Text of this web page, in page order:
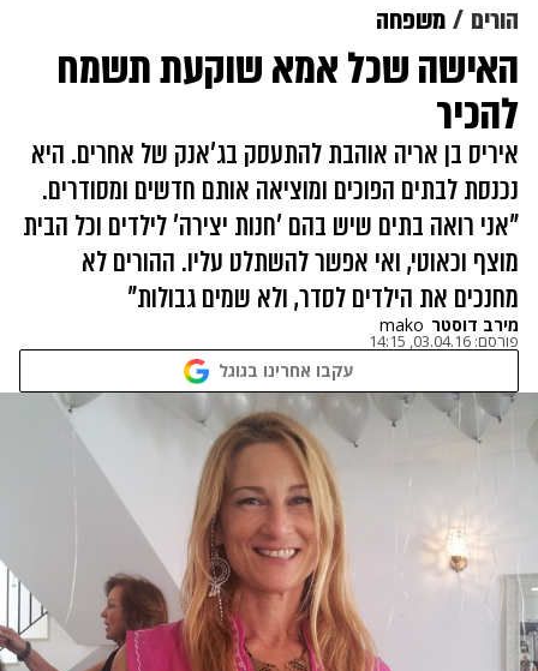
הורים משפחה
האישה שכל אמא שוקעת תשמח
להכיר
איריס בן אריה אוהבת להתעסק בג'אנק של אחרים. היא
נכנסת לבתים הפוכים ומוציאה אותם חדשים ומסודרים.
"אני רואה בתים שיש בהם 'חנות יצירה' לילדים וכל הבית
מוצף וכאוטי, ואי אפשר להשתלט עליו. ההורים לא
מחנכים את הילדים לסדר, ולא שמים גבולות"
מירב דוסטר mako
פורסם: 03.04.16, 14:15
עקבו אחרינו בגוגל